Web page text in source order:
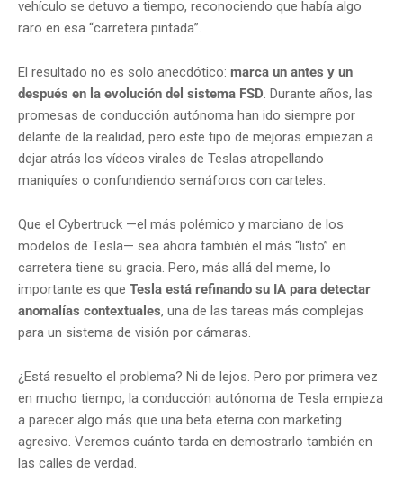
vehículo se detuvo a tiempo, reconociendo que había algo
raro en esa “carretera pintada”.
El resultado no es solo anecdótico: marca un antes y un
después en la evolución del sistema FSD. Durante años, las
promesas de conducción autónoma han ido siempre por
delante de la realidad, pero este tipo de mejoras empiezan a
dejar atrás los vídeos virales de Teslas atropellando
maniquíes o confundiendo semáforos con carteles.
Que el Cybertruck —el más polémico y marciano de los
modelos de Tesla— sea ahora también el más “listo” en
carretera tiene su gracia. Pero, más allá del meme, lo
importante es que Tesla está refinando su IA para detectar
anomalías contextuales, una de las tareas más complejas
para un sistema de visión por cámaras.
¿Está resuelto el problema? Ni de lejos. Pero por primera vez
en mucho tiempo, la conducción autónoma de Tesla empieza
a parecer algo más que una beta eterna con marketing
agresivo. Veremos cuánto tarda en demostrarlo también en
las calles de verdad.